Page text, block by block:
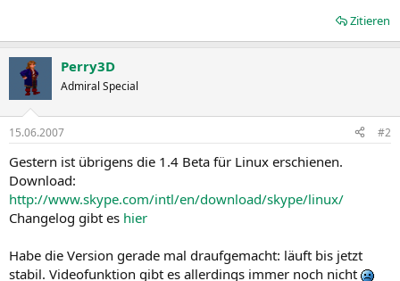
Zitieren
Perry3D
Admiral Special
15.06.2007 #2
Gestern ist übrigens die 1.4 Beta für Linux erschienen.
Download:
http://www.skype.com/intl/en/download/skype/linux/
Changelog gibt es hier
Habe die Version gerade mal draufgemacht: läuft bis jetzt
stabil. Videofunktion gibt es allerdings immer noch nicht